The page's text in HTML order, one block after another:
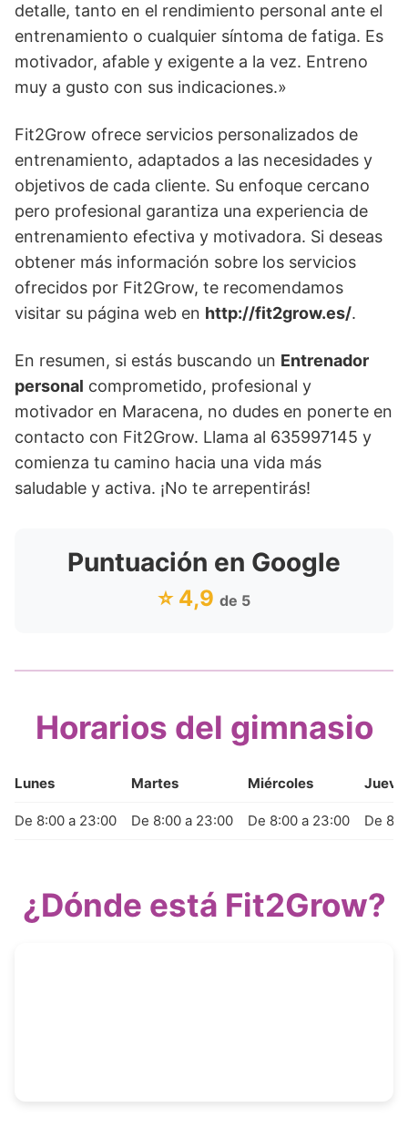
detalle, tanto en el rendimiento personal ante el
entrenamiento o cualquier síntoma de fatiga. Es
motivador, afable y exigente a la vez. Entreno
muy a gusto con sus indicaciones.»
Fit2Grow ofrece servicios personalizados de
entrenamiento, adaptados a las necesidades y
objetivos de cada cliente. Su enfoque cercano
pero profesional garantiza una experiencia de
entrenamiento efectiva y motivadora. Si deseas
obtener más información sobre los servicios
ofrecidos por Fit2Grow, te recomendamos
visitar su página web en http://fit2grow.es/.
En resumen, si estás buscando un Entrenador
personal comprometido, profesional y
motivador en Maracena, no dudes en ponerte en
contacto con Fit2Grow. Llama al 635997145 y
comienza tu camino hacia una vida más
saludable y activa. ¡No te arrepentirás!
Puntuación en Google
⭐ 4,9 de 5
Horarios del gimnasio
Lunes Martes Miércoles
De 8:00 a 23:00 De 8:00 a 23:00 De 8:00 a 23:00 De
¿Dónde está Fit2Grow?